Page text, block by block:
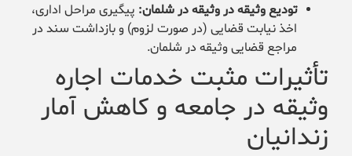
تودیع وثیقه در وثیقه در شلمان: پیگیری مراحل اداری،
اخذ نیابت قضایی (در صورت لزوم) و بازداشت سند در
مراجع قضایی وثیقه در شلمان.
تأثیرات مثبت خدمات اجاره
وثیقه در جامعه و کاهش آمار
زندانیان